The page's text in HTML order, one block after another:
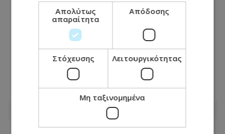
Σταθερές βάσεις και σημαντικό έργο
αφήνει στο Υπουργείο Γεωργίας η
Μαρία Παναγιώτου
Απολύτως
απαραίτητα
Απόδοσης
Στόχευσης Λειτουργικότητας
Μη ταξινομημένα